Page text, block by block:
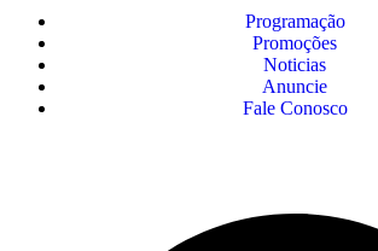
Programação
Promoções
Noticias
Anuncie
Fale Conosco